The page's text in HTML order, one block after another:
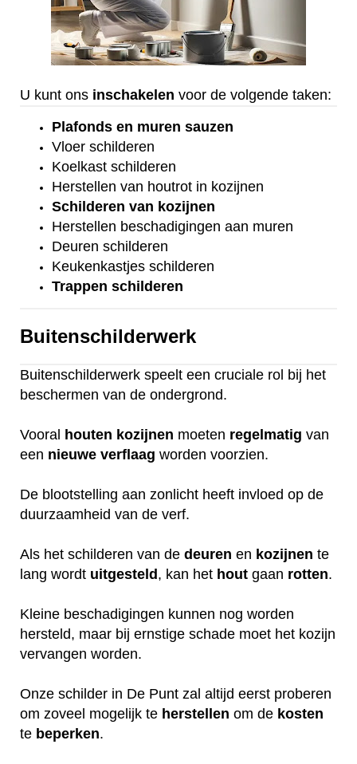
U kunt ons inschakelen voor de volgende taken:
Plafonds en muren sauzen
Vloer schilderen
Koelkast schilderen
Herstellen van houtrot in kozijnen
Schilderen van kozijnen
Herstellen beschadigingen aan muren
Deuren schilderen
Keukenkastjes schilderen
Trappen schilderen
Buitenschilderwerk
Buitenschilderwerk speelt een cruciale rol bij het
beschermen van de ondergrond.
Vooral houten kozijnen moeten regelmatig van
een nieuwe verflaag worden voorzien.
De blootstelling aan zonlicht heeft invloed op de
duurzaamheid van de verf.
Als het schilderen van de deuren en kozijnen te
lang wordt uitgesteld, kan het hout gaan rotten.
Kleine beschadigingen kunnen nog worden
hersteld, maar bij ernstige schade moet het kozijn
vervangen worden.
Onze schilder in De Punt zal altijd eerst proberen
om zoveel mogelijk te herstellen om de kosten
te beperken.